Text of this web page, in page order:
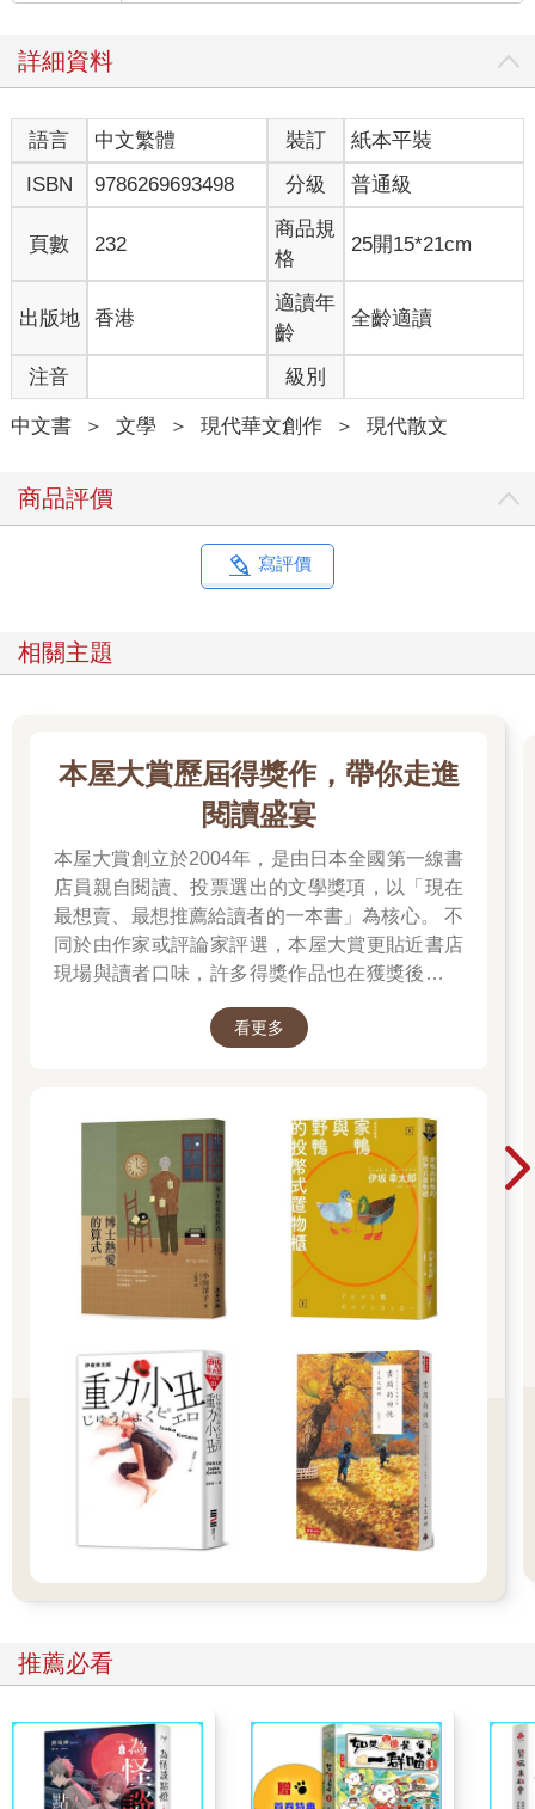
定居。他擔任物料供應署主任，住在跑馬地政府宿舍。他常與其
下，認識了我媽媽。
媽媽年輕時候長得白皙清秀，美人胚子像電影明星，她也真的投
考過演員，只是導演嫌她太瘦，沒有取錄。她年幼時拜粵劇名伶
陳非儂為師，十來歲開始在中上環一帶的酒樓獻唱，藝名黃韻
玲，吸引不少知音人慕名而來。據說，曾有戲迷送上大型花牌，
有鎢絲燈泡圍著那種，上面寫著「撲朔迷離」，應該是那個五十
年代一種含蓄的讚美吧！
媽媽擅唱子喉（粵劇中花旦唱的「假嗓」），聲線嬌美，但因為
聲帶長期勞損，長出了瘜肉，不時要做手術切除，後來就不能再
唱了。她去新法書院報讀夜校，改了個英文名May（後來又叫
Margaret），英文開始琅琅上口之際，就認識了爸爸。
媽媽的身體一向不好，那時還感染了肺癆。爸爸去探望她，只見
憐兮兮的。爸爸覺得若然再在這樣沒有新鮮空氣的環境下生活，
肯定性命不保，便出錢為媽媽租了個環境較佳的地方居住。二人
媽媽說，他們拍拖的時候不時漫步沙灘，媽媽愛把高跟鞋脫掉，
是威廉荷頓（1960年電影《蘇絲黃的世界》男主角），媽媽是蘇
絲黃，兩人在這個東方小島，發展了一段美麗的異國情緣……可
多。醫生告訴她卵巢已積滿了肺癆菌，不可能懷孕了，她便沒有
避孕。當發覺有了我的時候，已經懷孕五個月，不能終止了。於
是，這世界便有了我，一個本來不應存在的人。
〈差一點小偷〉（節錄）
我和阿Paul、阿秉之所以成為好朋友，因為我們三個都愛游泳。
那時夏天無所事事，天天去游泳，通常搭車去淺水灣，然後步行
入中灣，跟著一口氣由中灣游到淺水灣，不上岸的，再由淺水灣
游回中灣。只要能看見的，我們就有本事游到。我們可以一手拿
著漢堡包，一手拿著香煙，一邊吃漢堡包一邊吸煙，再用腳撐，
阿秉是北方人，文革時在河邊看被迫害的人跳橋自殺，第二日再
在同一位置看人在河裏打撈屍體。他就是在這樣殘酷而真實的環
境下長大，天不怕地不怕。因為他，我差一點鋃鐺入獄。
那次我們三人買了戲票看《現代啟示錄》，阿秉發覺褲子爆開
了，我和阿Paul打算湊錢買條新褲送給他，豈料他不要我們買，
要去偷！我那天揹了一個PUMA袋，他打算把褲塞進我袋裏，但
逛了很多間店舖也決定不了要偷哪條，我不耐煩了，叫他隨便揀
一條。他終於揀到了，便把褲子放進我袋裏，然後頭也不回轉身
便走，也不理袋口依然是打開的。我慌忙把袋口拉好然後離開，
以為沒有人看見，豈料還是給一名老先生看到了，他喝止我離
開，一手把我捉住，幸好只是捉住了那個袋，我立刻把袋卸下，
然後拔足狂奔。那刻真的害怕得不得了，跑了一會才定下神來，
已不見了阿Paul和阿秉蹤影，要去哪兒找他們？猛然想起我們買
了戲票，於是在五時三十分返回戲院，他倆果然在那裏。我是很
點被人拉上警局！
都不能做這些犯法的事！萬一坐監，怎對得起媽媽？
我做錯事但逃脫了，心裏一直很不舒服。為了記住教訓，一定要
懲罰自己，怎樣懲罰？想起了《現代啟示錄》，便學戲中的馬龍
白蘭度，把頭髮剷光，警戒自己要永遠記得這件事。那時大概十
八歲，照鏡問自己到底像不像一個罪犯？像不像一個在監獄裏過
詳細資料
語言 中文繁體 裝訂
紙本平裝
ISBN
9786269693498 分級 普通級
頁數 232
商品規
格
25開15*21cm
出版地 香港
適讀年
齡
全齡適讀
注音 級別
中文書 ＞ 文學 ＞ 現代華文創作 ＞ 現代散文
商品評價
寫評價
相關主題
本屋大賞歷屆得獎作，帶你走進
閱讀盛宴
本屋大賞創立於2004年，是由日本全國第一線書
店員親自閱讀、投票選出的文學獎項，以「現在
最想賣、最想推薦給讀者的一本書」為核心。 不
同於由作家或評論家評選，本屋大賞更貼近書店
現場與讀者口味，許多得獎作品也在獲獎後成為
暢銷書，並改編為電影、戲劇或動畫。除了日本
小說的一般部門，也設有翻譯小說部門與發掘部
店員的推薦，往往就能遇見一個令人捨不得闔上
看更多
推薦必看